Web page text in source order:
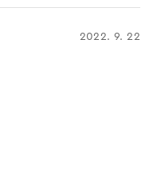
2022. 9. 22